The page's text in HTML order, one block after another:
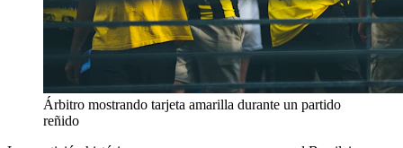
Árbitro mostrando tarjeta amarilla durante un partido
reñido